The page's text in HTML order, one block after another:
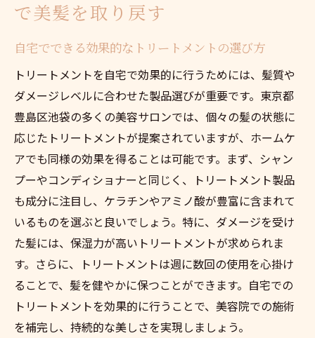
トリートメントの効果を最大化するホーム
ダメージを受けた髪を蘇らせる秘密のトリ
ートメント
自宅でのケアとサロンのトリートメントを
組み合わせる
髪の健康を守る池袋のトリートメント法
髪の健康を維持するためのベストアプロー
チ
健康な髪のために避けるべき日常の習慣
池袋で見つけるナチュラルなトリートメン
トの選択肢
専門家が教えるトリートメントで髪を守る
方法
髪の内と外からケアする完全トリートメン
で美髪を取り戻す
自宅でできる効果的なトリートメントの選び方
トリートメントを自宅で効果的に行うためには、髪質や
ダメージレベルに合わせた製品選びが重要です。東京都
豊島区池袋の多くの美容サロンでは、個々の髪の状態に
応じたトリートメントが提案されていますが、ホームケ
アでも同様の効果を得ることは可能です。まず、シャン
プーやコンディショナーと同じく、トリートメント製品
も成分に注目し、ケラチンやアミノ酸が豊富に含まれて
いるものを選ぶと良いでしょう。特に、ダメージを受け
た髪には、保湿力が高いトリートメントが求められま
す。さらに、トリートメントは週に数回の使用を心掛け
ることで、髪を健やかに保つことができます。自宅での
トリートメントを効果的に行うことで、美容院での施術
を補完し、持続的な美しさを実現しましょう。